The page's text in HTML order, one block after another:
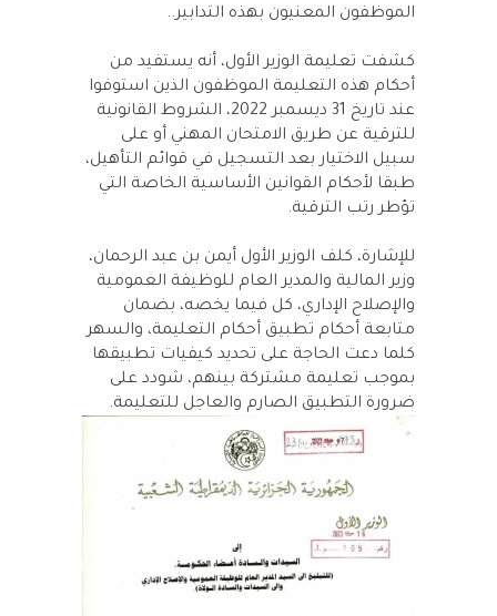
الموظفون المعنيون بهذه التدابير..
كشفت تعليمة الوزير الأول، أنه يستفيد من
أحكام هذه التعليمة الموظفون الذين استوفوا
عند تاريخ 31 ديسمبر 2022، الشروط القانونية
للترقية عن طريق الامتحان المهني أو على
سبيل الاختيار بعد التسجيل في قوائم التأهيل،
طبقا لأحكام القوانين الأساسية الخاصة التي
تؤطر رتب الترقية.
للإشارة، كلف الوزير الأول أيمن بن عبد الرحمان،
وزير المالية والمدير العام للوظيفة العمومية
والإصلاح الإداري، كل فيما يخصه، بضمان
متابعة أحكام تطبيق أحكام التعليمة، والسهر
كلما دعت الحاجة على تحديد كيفيات تطبيقها
بموجب تعليمة مشتركة بينهم، شودد على
ضرورة التطبيق الصارم والعاجل للتعليمة.